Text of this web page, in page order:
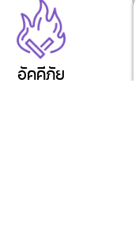
อัคคีภัย